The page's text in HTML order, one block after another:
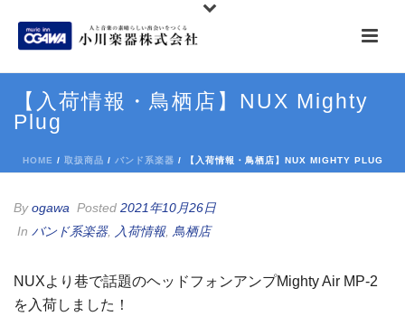
【入荷情報・鳥栖店】NUX Mighty
Plug
HOME / 取扱商品 / バンド系楽器 / 【入荷情報・鳥栖店】NUX MIGHTY PLUG
Byogawa Posted 2021年10月26日
In バンド系楽器, 入荷情報, 鳥栖店
NUXより巷で話題のヘッドフォンアンプMighty Air MP-2
を入荷しました！